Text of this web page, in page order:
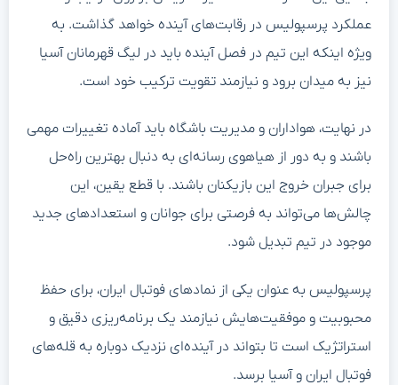
عملکرد پرسپولیس در رقابت‌های آینده خواهد گذاشت. به
ویژه اینکه این تیم در فصل آینده باید در لیگ قهرمانان آسیا
نیز به میدان برود و نیازمند تقویت ترکیب خود است.
در نهایت، هواداران و مدیریت باشگاه باید آماده تغییرات مهمی
باشند و به دور از هیاهوی رسانه‌ای به دنبال بهترین راه‌حل
برای جبران خروج این بازیکنان باشند. با قطع یقین، این
چالش‌ها می‌تواند به فرصتی برای جوانان و استعدادهای جدید
موجود در تیم تبدیل شود.
پرسپولیس به عنوان یکی از نمادهای فوتبال ایران، برای حفظ
محبوبیت و موفقیت‌هایش نیازمند یک برنامه‌ریزی دقیق و
استراتژیک است تا بتواند در آینده‌ای نزدیک دوباره به قله‌های
فوتبال ایران و آسیا برسد.